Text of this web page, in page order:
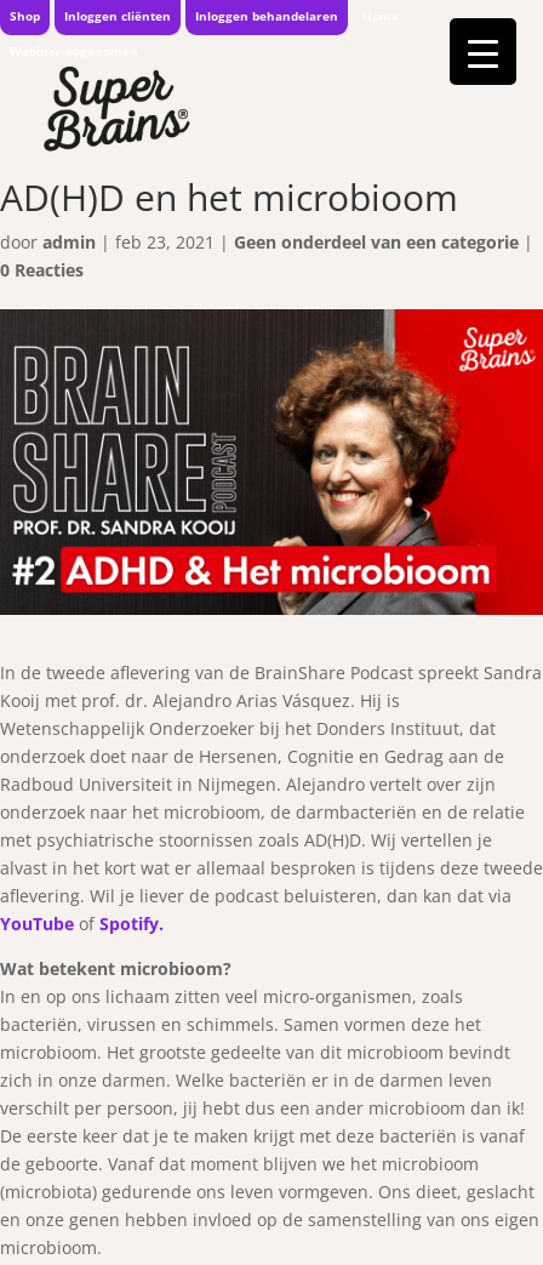
Shop Inloggen cliënten Inloggen behandelaren
AD(H)D en het microbioom
door admin | feb 23, 2021 | Geen onderdeel van een categorie |
0 Reacties
In de tweede aflevering van de BrainShare Podcast spreekt Sandra
Kooij met prof. dr. Alejandro Arias Vásquez. Hij is
Wetenschappelijk Onderzoeker bij het Donders Instituut, dat
onderzoek doet naar de Hersenen, Cognitie en Gedrag aan de
Radboud Universiteit in Nijmegen. Alejandro vertelt over zijn
onderzoek naar het microbioom, de darmbacteriën en de relatie
met psychiatrische stoornissen zoals AD(H)D. Wij vertellen je
alvast in het kort wat er allemaal besproken is tijdens deze tweede
aflevering. Wil je liever de podcast beluisteren, dan kan dat via
YouTube ofSpotify.
Wat betekent microbioom?
In en op ons lichaam zitten veel micro-organismen, zoals
bacteriën, virussen en schimmels. Samen vormen deze het
microbioom. Het grootste gedeelte van dit microbioom bevindt
zich in onze darmen. Welke bacteriën er in de darmen leven
verschilt per persoon, jij hebt dus een ander microbioom dan ik!
De eerste keer dat je te maken krijgt met deze bacteriën is vanaf
de geboorte. Vanaf dat moment blijven we het microbioom
(microbiota) gedurende ons leven vormgeven. Ons dieet, geslacht
en onze genen hebben invloed op de samenstelling van ons eigen
microbioom.